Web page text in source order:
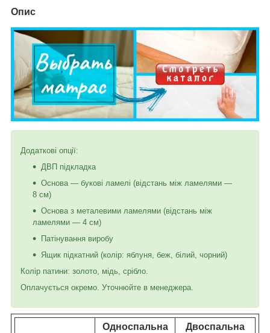
Опис
Додаткові опції:
ДВП підкладка
Основа — букові ламелі (відстань між ламелями —
8 см)
Основа з металевими ламелями (відстань між
ламелями — 4 см)
Патінування виробу
Ящик підкатний (колір: яблуня, беж, білий, чорний)
Колір патини: золото, мідь, срібло.
Оплачується окремо. Уточнюйте в менеджера.
Односпальна
Двоспальна